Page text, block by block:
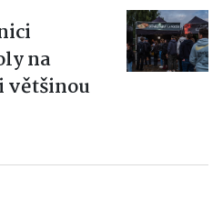
na
většinou